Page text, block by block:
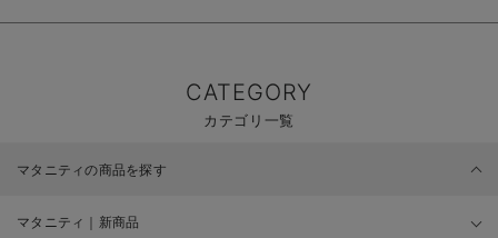
CATEGORY
カテゴリ一覧
マタニティの商品を探す
マタニティ｜新商品